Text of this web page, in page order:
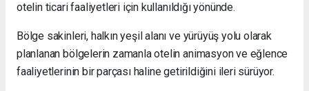
otelin ticari faaliyetleri için kullanıldığı yönünde.
Bölge sakinleri, halkın yeşil alanı ve yürüyüş yolu olarak
planlanan bölgelerin zamanla otelin animasyon ve eğlence
faaliyetlerinin bir parçası haline getirildiğini ileri sürüyor.